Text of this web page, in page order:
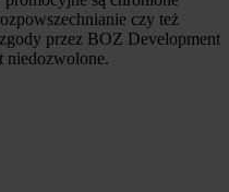
czy też
przez BOZ Development
niedozwolone.